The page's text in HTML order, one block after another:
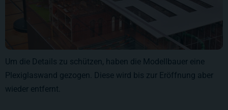
Um die Details zu schützen, haben die Modellbauer eine
Plexiglaswand gezogen. Diese wird bis zur Eröffnung aber
wieder entfernt.